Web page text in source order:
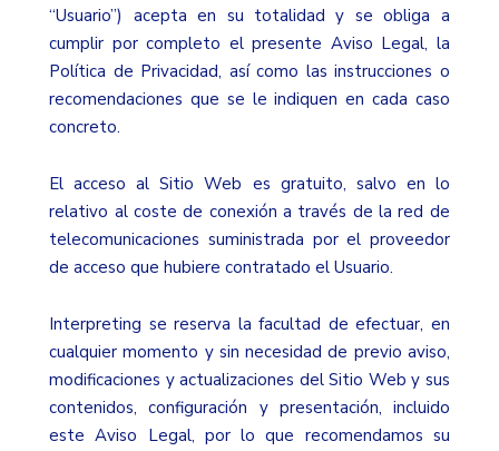
“Usuario”) acepta en su totalidad y se obliga a
cumplir por completo el presente Aviso Legal, la
Política de Privacidad, así como las instrucciones o
recomendaciones que se le indiquen en cada caso
concreto.
El acceso al Sitio Web es gratuito, salvo en lo
relativo al coste de conexión a través de la red de
telecomunicaciones suministrada por el proveedor
de acceso que hubiere contratado el Usuario.
Interpreting se reserva la facultad de efectuar, en
cualquier momento y sin necesidad de previo aviso,
modificaciones y actualizaciones del Sitio Web y sus
contenidos, configuración y presentación, incluido
este Aviso Legal, por lo que recomendamos su